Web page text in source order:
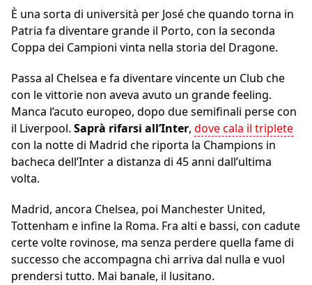
È una sorta di università per José che quando torna in
Patria fa diventare grande il Porto, con la seconda
Coppa dei Campioni vinta nella storia del Dragone.
Passa al Chelsea e fa diventare vincente un Club che
con le vittorie non aveva avuto un grande feeling.
Manca l’acuto europeo, dopo due semifinali perse con
il Liverpool. Saprà rifarsi all’Inter, dove cala il triplete
con la notte di Madrid che riporta la Champions in
bacheca dell’Inter a distanza di 45 anni dall’ultima
volta.
Madrid, ancora Chelsea, poi Manchester United,
Tottenham e infine la Roma. Fra alti e bassi, con cadute
certe volte rovinose, ma senza perdere quella fame di
successo che accompagna chi arriva dal nulla e vuol
prendersi tutto. Mai banale, il lusitano.